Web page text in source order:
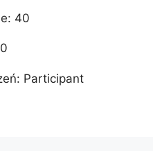
40
Participant